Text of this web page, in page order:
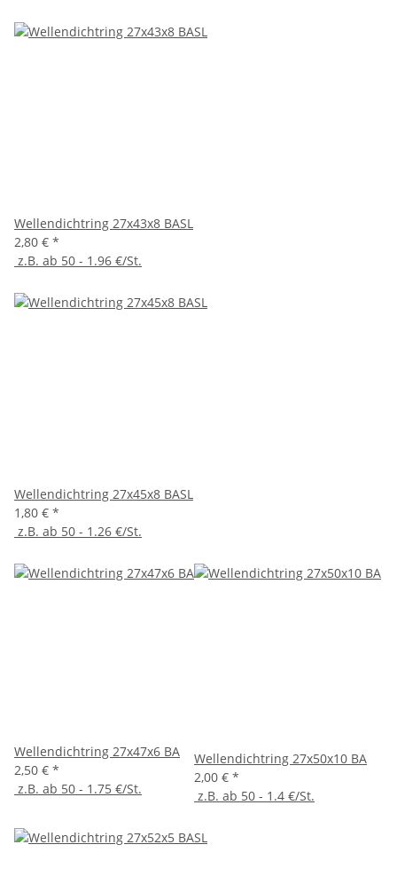
Wellendichtring 27x43x8 BASL
2,80 € *
z.B. ab 50 - 1.96 €/St.
Wellendichtring 27x45x8 BASL
1,80 € *
z.B. ab 50 - 1.26 €/St.
Wellendichtring 27x47x6 BA
2,50 € *
z.B. ab 50 - 1.75 €/St.
Wellendichtring 27x50x10 BA
2,00 € *
z.B. ab 50 - 1.4 €/St.